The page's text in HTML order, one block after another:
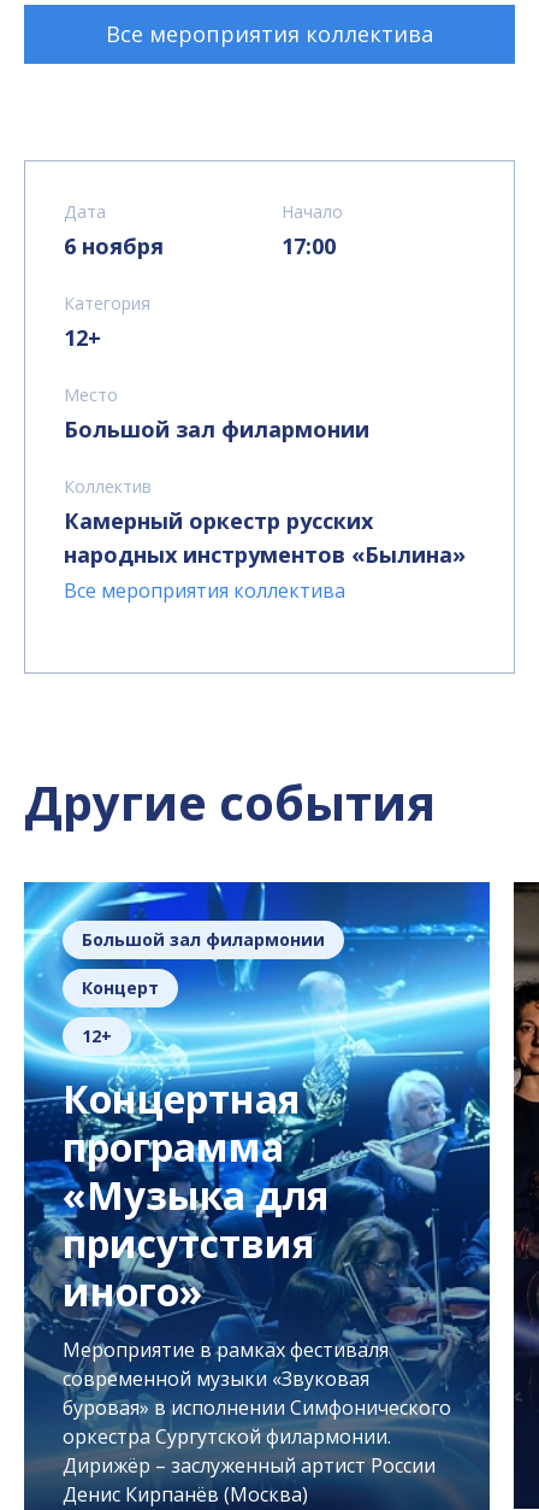
Все мероприятия коллектива
Дата
6 ноября
Начало
17:00
Категория
12+
Место
Большой зал филармонии
Коллектив
Камерный оркестр русских
народных инструментов «Былина»
Все мероприятия коллектива
Другие события
Большой зал филармонии
Концерт
12+
Концертная
программа
«Музыка для
присутствия
иного»
Мероприятие в рамках фестиваля
современной музыки «Звуковая
буровая» в исполнении Симфонического
оркестра Сургутской филармонии.
Дирижёр – заслуженный артист России
Денис Кирпанёв (Москва)